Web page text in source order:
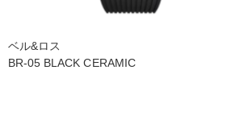
ベル&ロス
BR-05 BLACK CERAMIC